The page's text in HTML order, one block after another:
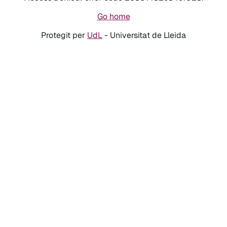
Go home
Protegit per UdL- Universitat de Lleida